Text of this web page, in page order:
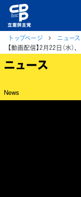
トップページ
ニュース
ニュース
News